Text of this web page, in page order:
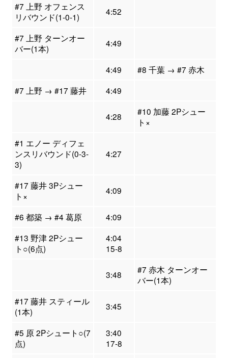
#7 上野 オフェンス
リバウンド(1-0-1)
4:52
#7 上野 ターンオー
バー(1本)
4:49
4:49
#8 千葉 → #7 赤木
#7 上野 → #17 藤井
4:49
4:28
#10 加藤 2Pシュー
ト×
#1 エノー ディフェ
ンスリバウンド(0-3-
3)
4:27
#17 藤井 3Pシュー
ト×
4:09
#6 都築 → #4 葛原
4:09
#13 野津 2Pシュー
ト○(6点)
4:04
15-8
3:48
#7 赤木 ターンオー
バー(1本)
#17 藤井 スティール
(1本)
3:45
#5 原 2Pシュート○(7
点)
3:40
17-8